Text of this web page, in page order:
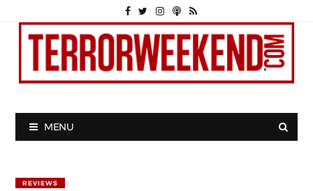
MENU
REVIEWS